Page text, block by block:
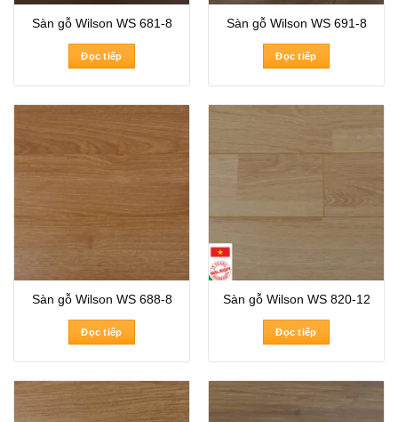
Sàn gỗ Wilson WS 681-8
Đọc tiếp
Sàn gỗ Wilson WS 691-8
Đọc tiếp
Sàn gỗ Wilson WS 688-8
Đọc tiếp
Sàn gỗ Wilson WS 820-12
Đọc tiếp